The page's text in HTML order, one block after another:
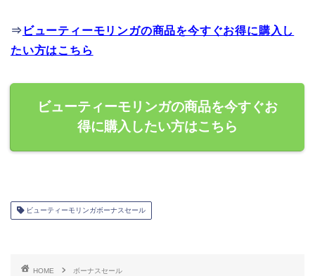
⇒ ビューティーモリンガの商品を今すぐお得に購入し
たい方はこちら
ビューティーモリンガの商品を今すぐお
得に購入したい方はこちら
ビューティーモリンガボーナスセール
HOME ボーナスセール